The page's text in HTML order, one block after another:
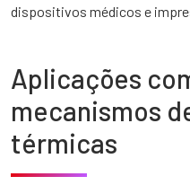
dispositivos médicos e
Aplicações
mecanismos
térmicas